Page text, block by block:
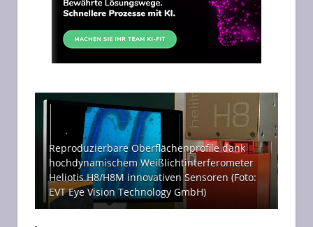
Reproduzierbare Oberflächenprofile dank
hochdynamischem Weißlichtinterferometer
Heliotis H8/H8M innovativen Sensoren (Foto:
EVT Eye Vision Technology GmbH)